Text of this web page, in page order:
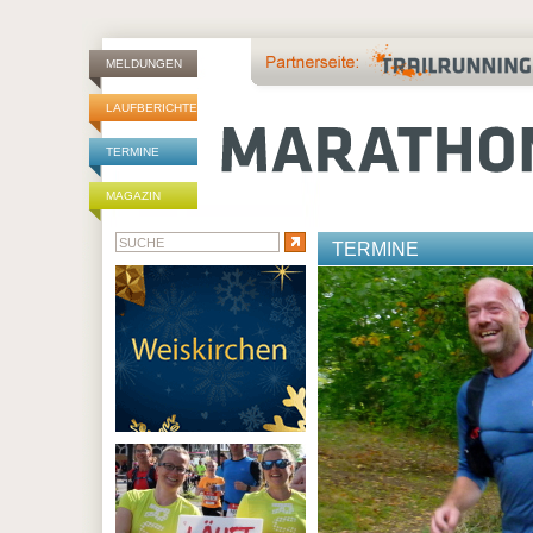
MELDUNGEN
LAUFBERICHTE
TERMINE
MAGAZIN
TERMINE